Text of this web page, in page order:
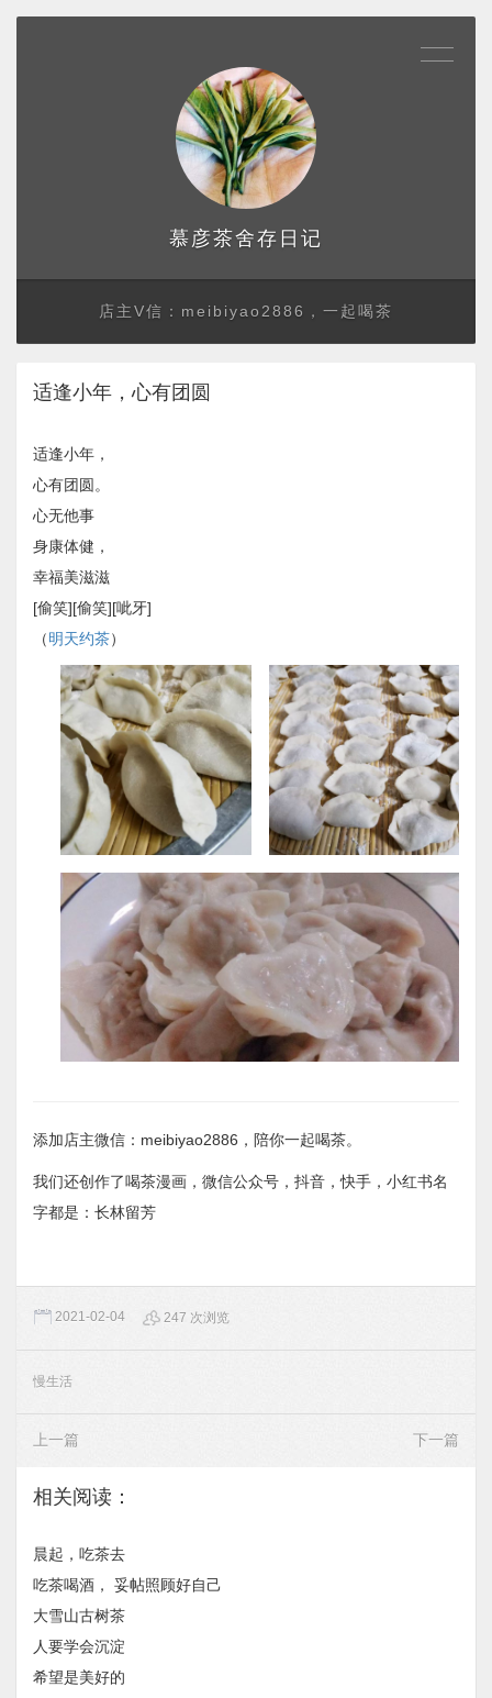
慕彦茶舍存日记
店主V信：meibiyao2886，一起喝茶
适逢小年，心有团圆
适逢小年，
心有团圆。
心无他事
身康体健，
幸福美滋滋
[偷笑][偷笑][呲牙]
（明天约茶）
添加店主微信：meibiyao2886，陪你一起喝茶。
我们还创作了喝茶漫画，微信公众号，抖音，快手，小红书名
字都是：长林留芳
2021-02-04 247 次浏览
慢生活
上一篇 下一篇
相关阅读：
晨起，吃茶去
吃茶喝酒， 妥帖照顾好自己
大雪山古树茶
人要学会沉淀
希望是美好的